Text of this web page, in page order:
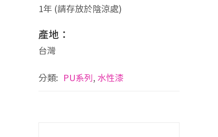
1年 (請存放於陰涼處)
產地：
台灣
分類: PU系列, 水性漆